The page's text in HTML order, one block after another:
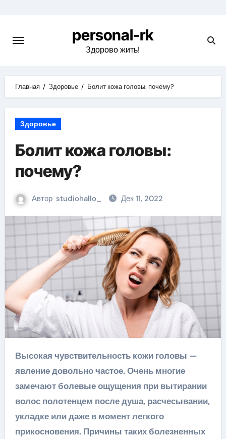
содержимому
personal-rk
Здорово жить!
Главная Здоровье Болит кожа головы: почему?
Здоровье
Болит кожа головы:
почему?
Автор studiohallo_ Дек 11, 2022
Высокая чувствительность кожи головы —
явление довольно частое. Очень многие
замечают болевые ощущения при вытирании
волос полотенцем после душа, расчесывании,
укладке или даже в момент легкого
прикосновения. Причины таких болезненных